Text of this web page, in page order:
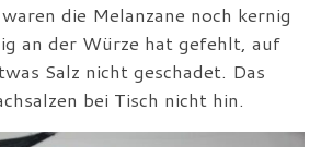
die Melanzane noch kernig
an der Würze hat gefehlt, auf
Salz nicht geschadet. Das
bei Tisch nicht hin.